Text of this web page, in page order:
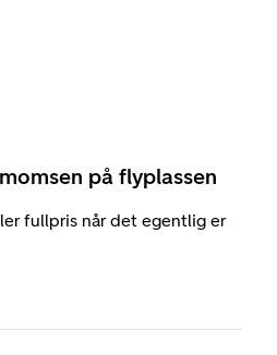
på flyplassen
fullpris når det egentlig er